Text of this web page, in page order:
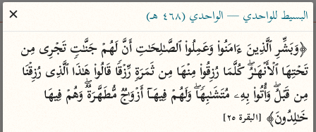
ساهم معنا في نشر القرآن والعلم الشرعي
الباحث القرآني
بحث تفسير علوم مصاحف معاجم
البسيط للواحدي — الواحدي (٤٦٨ هـ)
✕
خَـٰلِدُونَ﴾ [البقرة ٢٥]